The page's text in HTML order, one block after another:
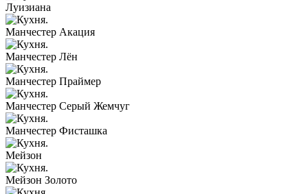
Луизиана
Манчестер Акация
Манчестер Лён
Манчестер Праймер
Манчестер Серый Жемчуг
Манчестер Фисташка
Мейзон
Мейзон Золото